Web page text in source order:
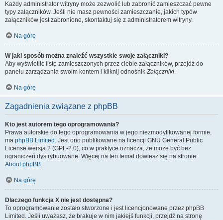
Każdy administrator witryny może zezwolić lub zabronić zamieszczać pewne
typy załączników. Jeśli nie masz pewności zamieszczanie, jakich typów
załączników jest zabronione, skontaktuj się z administratorem witryny.
Na górę
W jaki sposób można znaleźć wszystkie swoje załączniki?
Aby wyświetlić listę zamieszczonych przez ciebie załączników, przejdź do
panelu zarządzania swoim kontem i kliknij odnośnikZałączniki.
Na górę
Zagadnienia związane z phpBB
Kto jest autorem tego oprogramowania?
Prawa autorskie do tego oprogramowania w jego niezmodyfikowanej formie,
ma phpBB Limited . Jest ono publikowane na licencji GNU General Public
License wersja 2 (GPL-2.0), co w praktyce oznacza, że może być bez
ograniczeń dystrybuowane. Więcej na ten temat dowiesz się na stronie
About phpBB.
Na górę
Dlaczego funkcja X nie jest dostępna?
To oprogramowanie zostało stworzone i jest licencjonowane przez phpBB
Limited. Jeśli uważasz, że brakuje w nim jakiejś funkcji, przejdź na stronę